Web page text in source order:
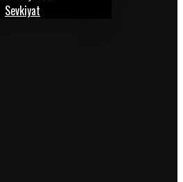
Sevkiyat